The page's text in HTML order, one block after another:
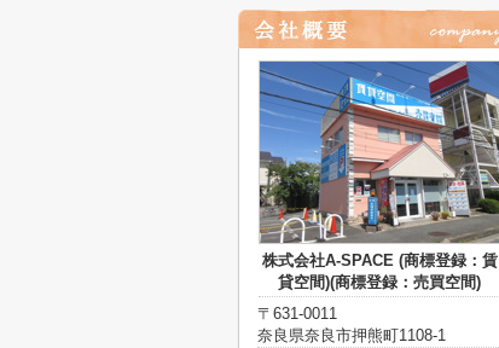
株式会社A-SPACE (商標登録：賃
貸空間)(商標登録：売買空間)
〒631-0011
奈良県奈良市押熊町1108-1